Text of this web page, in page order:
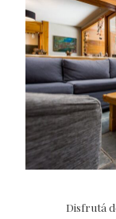
Disfrutá